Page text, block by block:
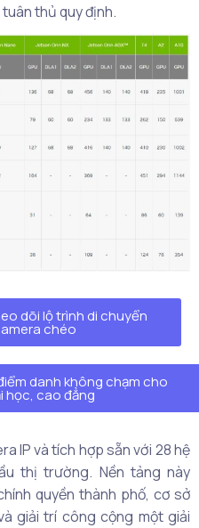
thủ quy định.
dõi lộ trình di chuyển
chéo
danh không chạm cho
học, cao đẳng
IP và tích hợp sẵn với 28 hệ
thị trường. Nền tảng này
quyền thành phố, cơ sở
giải trí công cộng một giải